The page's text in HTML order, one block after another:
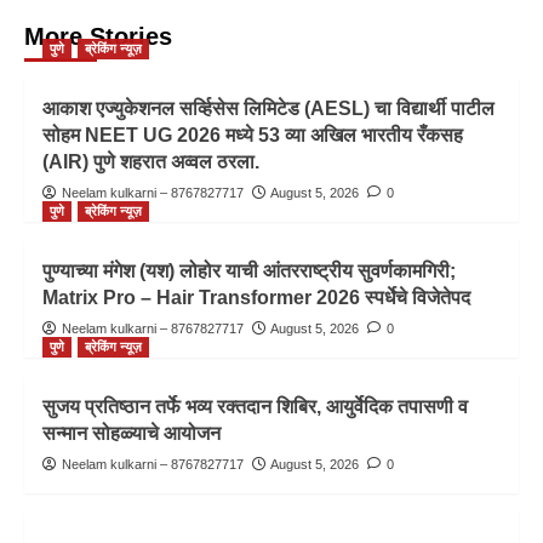
More Stories
पुणे ब्रेकिंग न्यूज़
आकाश एज्युकेशनल सर्व्हिसेस लिमिटेड (AESL) चा विद्यार्थी पाटील
सोहम NEET UG 2026 मध्ये 53 व्या अखिल भारतीय रँकसह
(AIR) पुणे शहरात अव्वल ठरला.
Neelam kulkarni – 8767827717 August 5, 2026
0
पुणे
ब्रेकिंग न्यूज़
पुण्याच्या मंगेश (यश) लोहोर याची आंतरराष्ट्रीय सुवर्णकामगिरी;
Matrix Pro – Hair Transformer 2026 स्पर्धेचे विजेतेपद
Neelam kulkarni – 8767827717 August 5, 2026
0
पुणे
ब्रेकिंग न्यूज़
सुजय प्रतिष्ठान तर्फे भव्य रक्तदान शिबिर, आयुर्वेदिक तपासणी व
सन्मान सोहळ्याचे आयोजन
Neelam kulkarni – 8767827717 August 5, 2026 0